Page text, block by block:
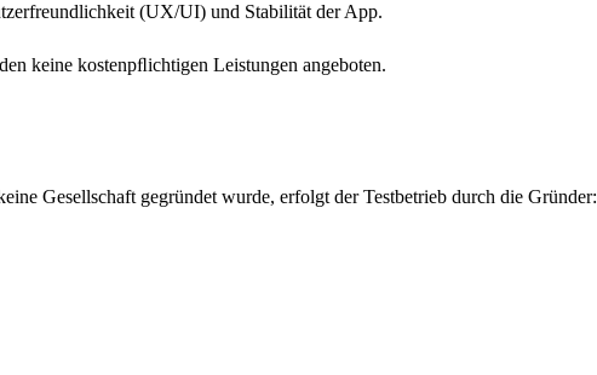
(UX/UI) und Stabilität der App.
keine kostenpﬂichtigen Leistungen angeboten.
Gesellschaft gegründet wurde, erfolgt der Testbetrieb durch die Gründer: